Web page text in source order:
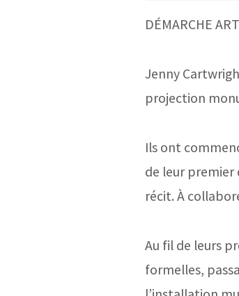
DÉMARCHE
Jenny
projection
Ils ont
de leur premier
récit. À
Au fil de leurs
formelles,